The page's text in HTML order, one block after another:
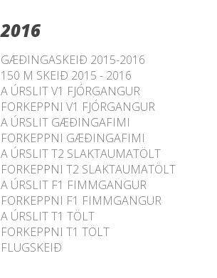
2016
GÆÐINGASKEIÐ 2015-2016
150 M SKEIÐ 2015 - 2016
A ÚRSLIT V1 FJÓRGANGUR
FORKEPPNI V1 FJÓRGANGUR
A ÚRSLIT GÆÐINGAFIMI
FORKEPPNI GÆÐINGAFIMI
A ÚRSLIT T2 SLAKTAUMATÖLT
FORKEPPNI T2 SLAKTAUMATÖLT
A ÚRSLIT F1 FIMMGANGUR
FORKEPPNI F1 FIMMGANGUR
A ÚRSLIT T1 TÖLT
FORKEPPNI T1 TÖLT
FLUGSKEIÐ